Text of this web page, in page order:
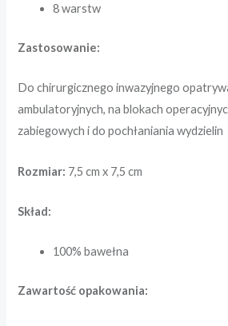
8 warstw
Zastosowanie:
Do chirurgicznego inwazyjnego
ambulatoryjnych, na blokach
zabiegowych i do pochłaniania wydzielin
Rozmiar: 7,5 cm x 7,5 cm
Skład:
100% bawełna
Zawartość opakowania: